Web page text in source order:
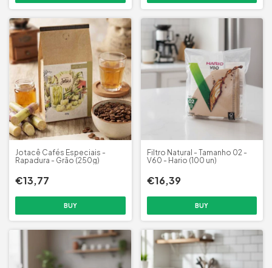
Jotacê Cafés Especiais -
Rapadura - Grão (250g)
€13,77
Filtro Natural - Tamanho 02 -
V60 - Hario (100 un)
€16,39